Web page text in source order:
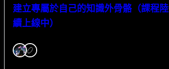
建立專屬於自己的知識外骨骼（課程陸
續上線中）